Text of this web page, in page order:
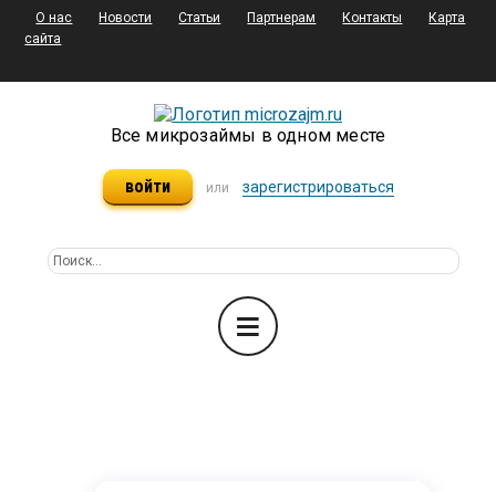
О нас Новости Статьи Партнерам Контакты
Карта
сайта
Все микрозаймы в одном месте
войти или зарегистрироваться